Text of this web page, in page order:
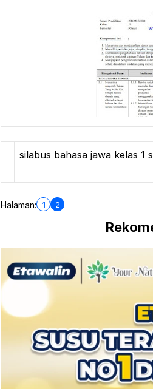
silabus bahasa jawa kelas 1
Halaman: 1 2